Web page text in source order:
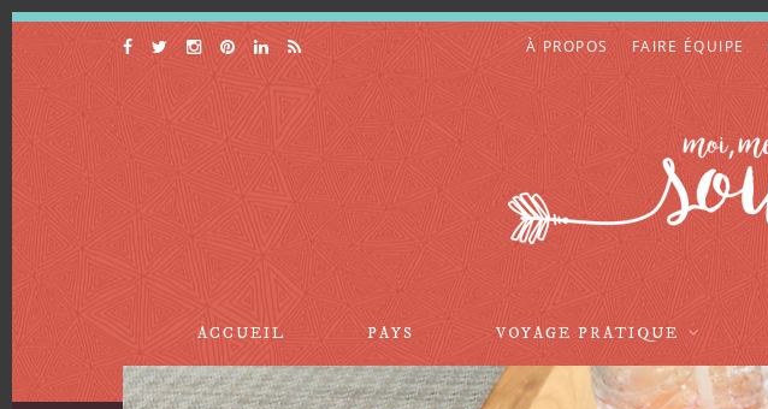
À PROPOS FAIRE ÉQUIPE
ACCUEIL PAYS VOYAGE PRATIQUE